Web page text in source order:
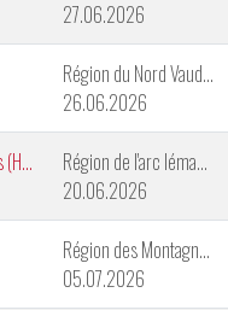
27.06.2026
Région du Nord Vaudois
26.06.2026
Chef de projets & Constructeur Mouvements (H/F)
Région de l'arc lémanique
20.06.2026
Région des Montagnes Neuchâteloises
05.07.2026